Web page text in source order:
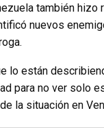
también
nuevos
lo están
para no ver solo
la situación en